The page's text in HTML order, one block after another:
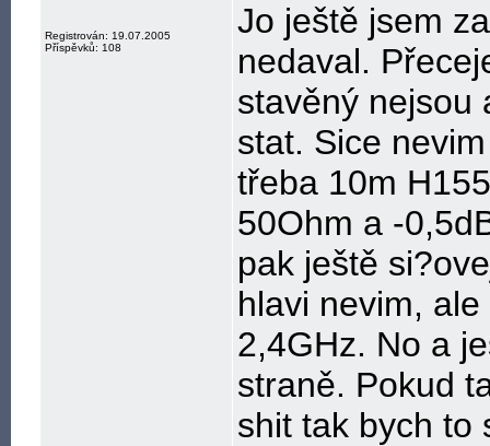
Registrován: 19.07.2005
Příspěvků: 108
Jo ještě jsem
nedaval.
stavěný nejsou
stat. Sice
třeba 10m
50Ohm a -
pak ještě
hlavi nevim,
2,4GHz. No a
straně. Pokud
shit tak bych to